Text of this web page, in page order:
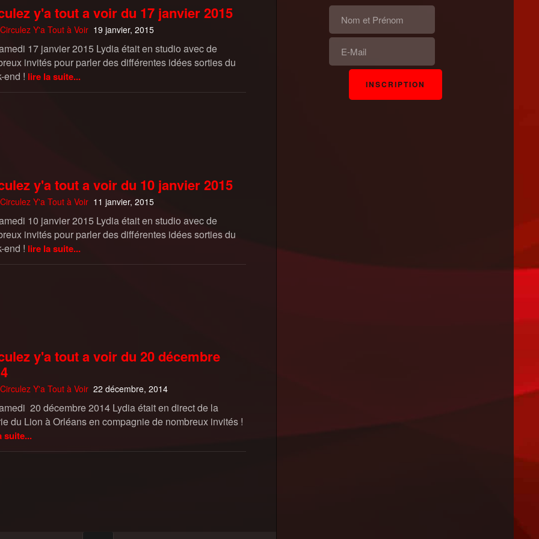
y'a tout a voir du 17 janvier 2015
Circulez Y'a Tout à Voir 19 janvier, 2015
17 janvier 2015 Lydia était en studio avec de
invités pour parler des différentes idées sorties du
end ! lire la suite...
y'a tout a voir du 10 janvier 2015
Circulez Y'a Tout à Voir 11 janvier, 2015
10 janvier 2015 Lydia était en studio avec de
invités pour parler des différentes idées sorties du
end ! lire la suite...
y'a tout a voir du 20 décembre
Circulez Y'a Tout à Voir 22 décembre, 2014
20 décembre 2014 Lydia était en direct de la
du Lion à Orléans en compagnie de nombreux invités !
suite...